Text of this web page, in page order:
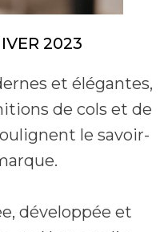
2023
et élégantes,
de cols et de
le savoir-
développée et